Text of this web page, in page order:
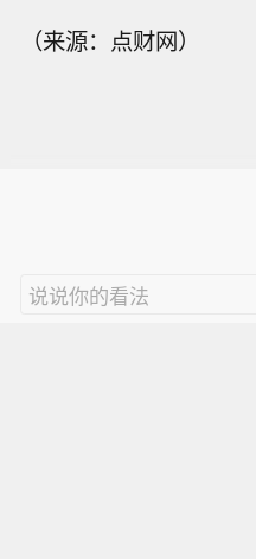
（来源：点财网）
说说你的看法